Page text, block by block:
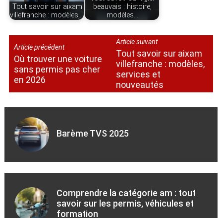
Tout savoir sur aixam
villefranche : modèles,…
beauvais : histoire,
modèles…
Article précédent
Où trouver une voiture
sans permis pas cher
en 2026
Article suivant
Tout savoir sur aixam
villefranche : modèles,
services et
nouveautés
Barème TVS 2025
Comprendre la catégorie am : tout
savoir sur les permis, véhicules et
formation